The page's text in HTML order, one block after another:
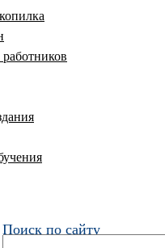
Поиск по сайту